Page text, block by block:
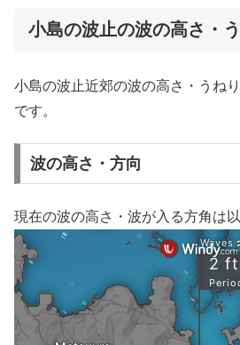
小島の波止の波の高さ・
小島の波止近郊の波の高さ・うね
です。
波の高さ・方向
現在の波の高さ・波が入る方角は